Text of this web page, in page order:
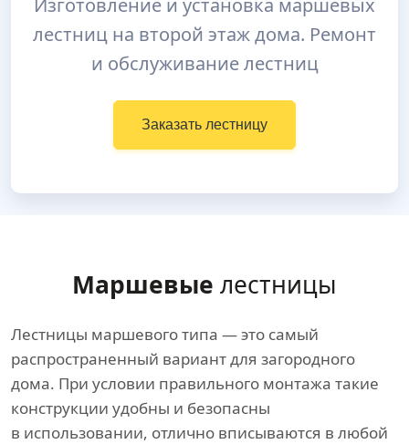
Изготовление и установка маршевых
лестниц на второй этаж дома. Ремонт
и обслуживание лестниц
Заказать лестницу
Маршевые лестницы
Лестницы маршевого типа — это самый
распространенный вариант для загородного
дома. При условии правильного монтажа такие
конструкции удобны и безопасны
в использовании, отлично вписываются в любой